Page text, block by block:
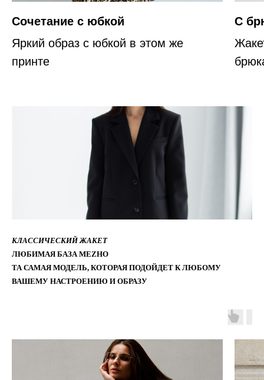
Сочетание с юбкой
Яркий образ с юбкой в этом же
принте
С
КЛАССИЧЕСКИЙ ЖАКЕТ
ЛЮБИМАЯ БАЗА MEZHO
ТА САМАЯ МОДЕЛЬ, КОТОРАЯ ПОДОЙДЕТ К ЛЮБОМУ
ВАШЕМУ НАСТРОЕНИЮ И ОБРАЗУ